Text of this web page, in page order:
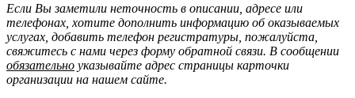
Если Вы заметили неточность в описании, адресе или
телефонах, хотите дополнить информацию об оказываемых
услугах, добавить телефон регистратуры, пожалуйста,
свяжитесь с нами через форму обратной связи. В сообщении
обязательно указывайте адрес страницы карточки
организации на нашем сайте.